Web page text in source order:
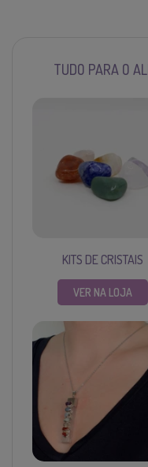
TUDO PARA O
KITS DE CRISTAIS
VER NA LOJA